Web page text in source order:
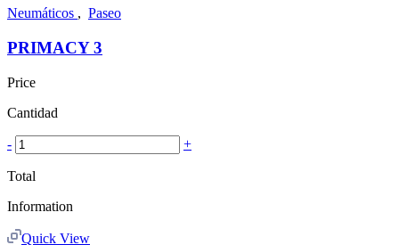
Neumáticos , Paseo
PRIMACY 3
Price
Cantidad
- +
Total
Information
Quick View